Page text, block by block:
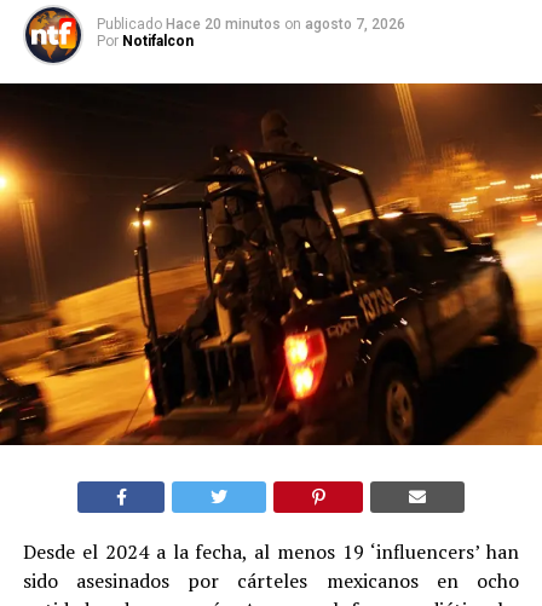
Publicado Hace 20 minutos on agosto 7, 2026
Por Notifalcon
Desde el 2024 a la fecha, al menos 19 ‘influencers’ han
sido asesinados por cárteles mexicanos en ocho